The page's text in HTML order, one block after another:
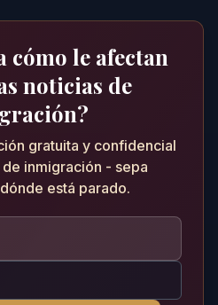
cómo le afectan
noticias de
gratuita y confidencial
inmigración - sepa
está parado.